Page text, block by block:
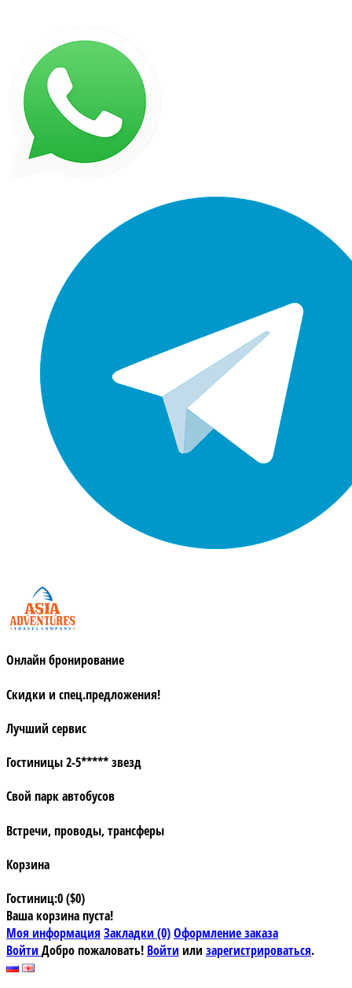
Онлайн бронирование
Скидки и спец.предложения!
Лучший сервис
Гостиницы 2-5***** звезд
Свой парк автобусов
Встречи, проводы, трансферы
Корзина
Гостиниц:0 ($0)
Ваша корзина пуста!
Моя информация Закладки (0)Оформление заказа
Войти Добро пожаловать! Войти или зарегистрироваться.